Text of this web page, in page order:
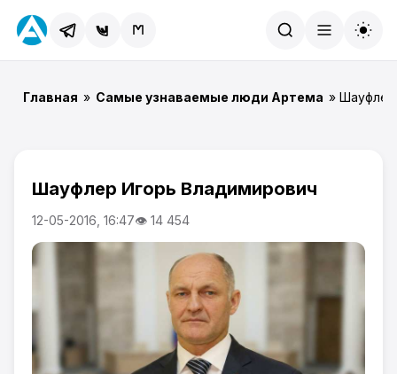
Главная » Самые узнаваемые люди Артема »
Шауфлер Игорь Владимирович
12-05-2016, 16:47👁 14 454